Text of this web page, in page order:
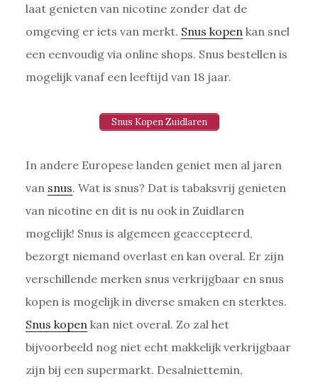
laat genieten van nicotine zonder dat de
omgeving er iets van merkt. Snus kopen kan snel
een eenvoudig via online shops. Snus bestellen is
mogelijk vanaf een leeftijd van 18 jaar.
Snus Kopen Zuidlaren
In andere Europese landen geniet men al jaren
van snus. Wat is snus? Dat is tabaksvrij genieten
van nicotine en dit is nu ook in Zuidlaren
mogelijk! Snus is algemeen geaccepteerd,
bezorgt niemand overlast en kan overal. Er zijn
verschillende merken snus verkrijgbaar en snus
kopen is mogelijk in diverse smaken en sterktes.
Snus kopen kan niet overal. Zo zal het
bijvoorbeeld nog niet echt makkelijk verkrijgbaar
zijn bij een supermarkt. Desalniettemin,